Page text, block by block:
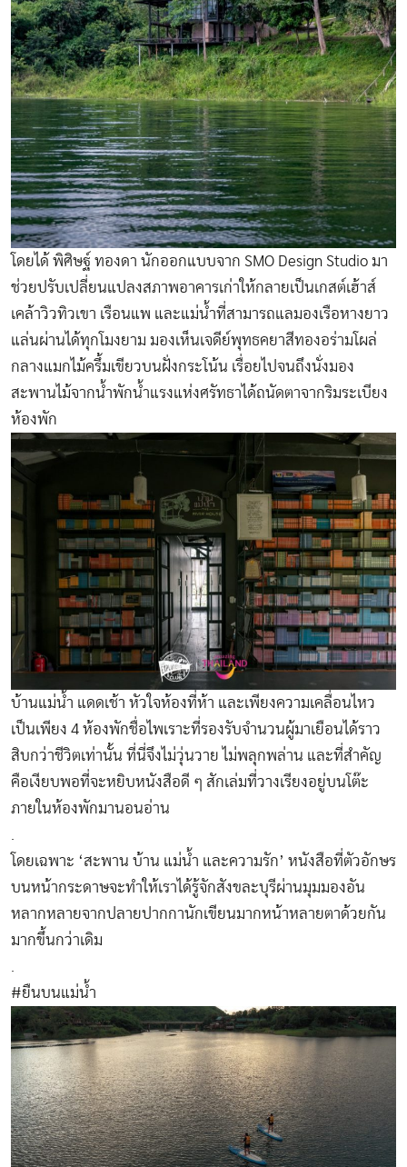
โดยได้ พิศิษฐ์ ทองดา นักออกแบบจาก SMO Design Studio มา
ช่วยปรับเปลี่ยนแปลงสภาพอาคารเก่าให้กลายเป็นเกสต์เฮ้าส์
เคล้าวิวทิวเขา เรือนแพ และแม่น้ำที่สามารถแลมองเรือหางยาว
แล่นผ่านได้ทุกโมงยาม มองเห็นเจดีย์พุทธคยาสีทองอร่ามโผล่
กลางแมกไม้ครึ้มเขียวบนฝั่งกระโน้น เรื่อยไปจนถึงนั่งมอง
สะพานไม้จากน้ำพักน้ำแรงแห่งศรัทธาได้ถนัดตาจากริมระเบียง
ห้องพัก
บ้านแม่น้ำ แดดเช้า หัวใจห้องที่ห้า และเพียงความเคลื่อนไหว
เป็นเพียง 4 ห้องพักชื่อไพเราะที่รองรับจำนวนผู้มาเยือนได้ราว
สิบกว่าชีวิตเท่านั้น ที่นี่จึงไม่วุ่นวาย ไม่พลุกพล่าน และที่สำคัญ
คือเงียบพอที่จะหยิบหนังสือดี ๆ สักเล่มที่วางเรียงอยู่บนโต๊ะ
ภายในห้องพักมานอนอ่าน
โดยเฉพาะ ‘สะพาน บ้าน แม่น้ำ และความรัก’ หนังสือที่ตัวอักษร
บนหน้ากระดาษจะทำให้เราได้รู้จักสังขละบุรีผ่านมุมมองอัน
หลากหลายจากปลายปากกานักเขียนมากหน้าหลายตาด้วยกัน
มากขึ้นกว่าเดิม
#ยืนบนแม่น้ำ